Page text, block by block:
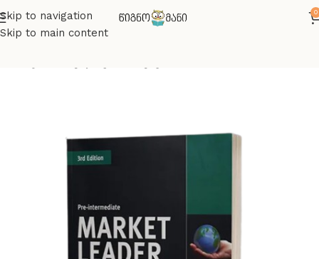
Skip to navigation
Skip to main content
0